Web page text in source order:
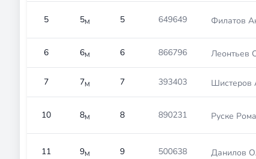
5 5М 5 649649 Филатов
6 6М 6 866796 Леонтьев
7 7М 7 393403 Шистеров
10 8М 8 890231 Руске
11 9М 9 500638 Данилов